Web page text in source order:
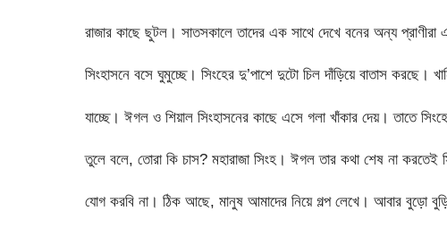
রাজার কাছে ছুটল। সাতসকালে তাদের এক সাথে দেখে বনের অন্য প্রাণীরা
সিংহাসনে বসে ঘুমুচ্ছে। সিংহের দু’পাশে দুটো চিল দাঁড়িয়ে বাতাস করছে।
যাচ্ছে। ঈগল ও শিয়াল সিংহাসনের কাছে এসে গলা খাঁকার দেয়। তাতে
তুলে বলে, তোরা কি চাস? মহারাজা সিংহ। ঈগল তার কথা শেষ না করতেই
যোগ করবি না। ঠিক আছে, মানুষ আমাদের নিয়ে গল্প লেখে। আবার বুড়ো